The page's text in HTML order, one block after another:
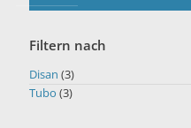
Filtern nach
Disan (3)
Tubo (3)